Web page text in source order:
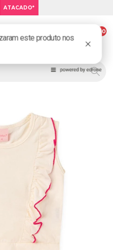
ATACADO*
ROUPA INFANTIL ONLINE.
00